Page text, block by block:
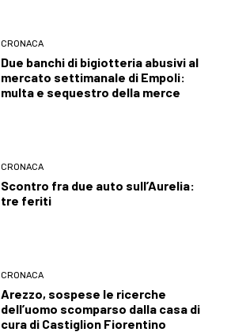
CRONACA
Due banchi di bigiotteria abusivi al
mercato settimanale di Empoli:
multa e sequestro della merce
CRONACA
Scontro fra due auto sull’Aurelia:
tre feriti
CRONACA
Arezzo, sospese le ricerche
dell’uomo scomparso dalla casa di
cura di Castiglion Fiorentino